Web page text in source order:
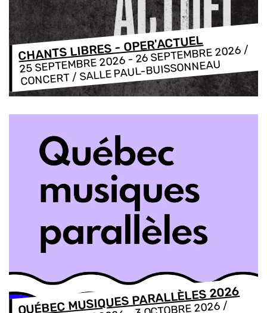
CHANTS LIBRES - OPER'ACTUEL
25 SEPTEMBRE 2026-26 SEPTEMBRE 2026/
CONCERT / SALLE PAUL-BUISSONNEAU
QUÉBEC MUSIQUES PARALLÈLES 2026
/